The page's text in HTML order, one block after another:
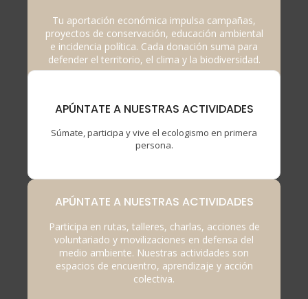
Tu aportación económica impulsa campañas,
proyectos de conservación, educación ambiental
e incidencia política. Cada donación suma para
defender el territorio, el clima y la biodiversidad.
APÚNTATE A NUESTRAS ACTIVIDADES
Súmate, participa y vive el ecologismo en primera
persona.
APÚNTATE A NUESTRAS ACTIVIDADES
Participa en rutas, talleres, charlas, acciones de
voluntariado y movilizaciones en defensa del
medio ambiente. Nuestras actividades son
espacios de encuentro, aprendizaje y acción
colectiva.